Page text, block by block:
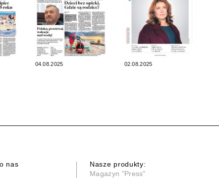
04.08.2025 02.08.2025
nas
Nasze produkty:
Magazyn "Press"